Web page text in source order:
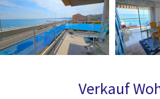
Verkauf